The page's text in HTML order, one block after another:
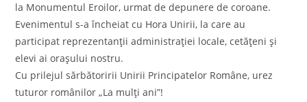
la Monumentul Eroilor, urmat de depunere de coroane.
Evenimentul s-a încheiat cu Hora Unirii, la care au
participat reprezentanții administrației locale, cetățeni şi
elevi ai orașului nostru.
Cu prilejul sărbătoririi Unirii Principatelor Române, urez
tuturor românilor „La mulți ani”!